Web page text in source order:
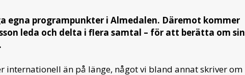
egna programpunkter i Almedalen. Däremot kommer
leda och delta i flera samtal – för att berätta om sin
internationell än på länge, något vi bland annat skriver om